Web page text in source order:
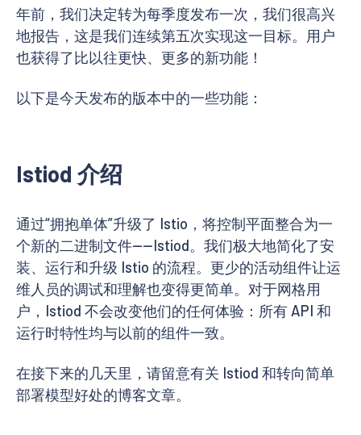
年前，我们决定转为每季度发布一次，我们很高兴
地报告，这是我们连续第五次实现这一目标。用户
也获得了比以往更快、更多的新功能！
以下是今天发布的版本中的一些功能：
Istiod 介绍
通过“拥抱单体”升级了 Istio，将控制平面整合为一
个新的二进制文件——Istiod。我们极大地简化了安
装、运行和升级 Istio 的流程。更少的活动组件让运
维人员的调试和理解也变得更简单。对于网格用
户，Istiod 不会改变他们的任何体验：所有 API 和
运行时特性均与以前的组件一致。
在接下来的几天里，请留意有关 Istiod 和转向简单
部署模型好处的博客文章。